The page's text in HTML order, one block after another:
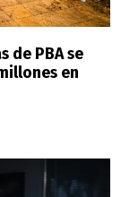
de PBA se
en